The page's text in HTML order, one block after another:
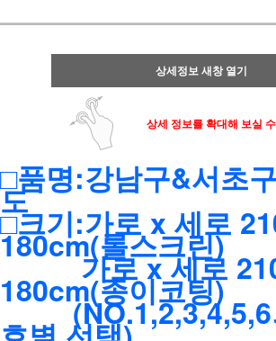
상세정보 새창 열기
상세 정보를 확대해 보실
□품명:강남구&서초
도
□크기:가로 x 세로
180cm(롤스크린)
가로 x 세로
180cm(종이코팅)
(NO.1,2,3,4,5,6